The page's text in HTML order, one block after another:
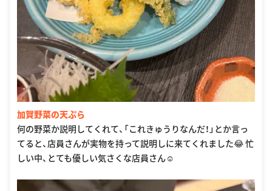
加賀野菜の天ぷら
何の野菜か説明してくれて、「これきゅうりなんだ！」とか言っ
てると、店員さんが実物を持って説明しに来てくれました😂 忙
しい中、とても優しい気さくな店員さん☺️